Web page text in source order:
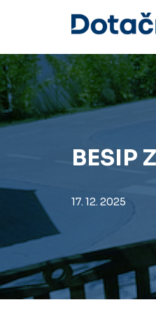
na
obsah
BESIP
17. 12. 2025